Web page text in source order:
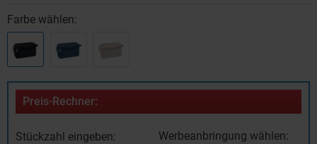
Farbe wählen:
Preis-Rechner:
Stückzahl eingeben: Werbeanbringung wählen: